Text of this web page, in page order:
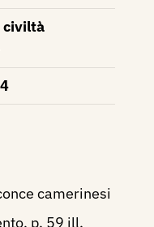
civiltà
camerinesi
p. 59 ill.